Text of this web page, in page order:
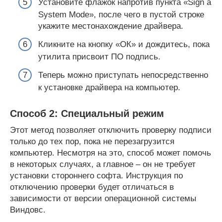
Установите флажок напротив пункта «Sign a
System Mode», после чего в пустой строке
укажите местонахождение драйвера.
Кликните на кнопку «ОК» и дождитесь, пока
утилита присвоит ПО подпись.
Теперь можно приступать непосредственно
к установке драйвера на компьютер.
Способ 2: Специальный режим
Этот метод позволяет отключить проверку подписи
только до тех пор, пока не перезагрузится
компьютер. Несмотря на это, способ может помочь
в некоторых случаях, а главное – он не требует
установки стороннего софта. Инструкция по
отключению проверки будет отличаться в
зависимости от версии операционной системы
Виндовс.